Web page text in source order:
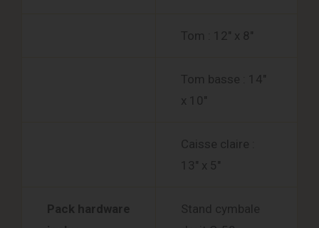
Tom : 12″ x 8″
Tom basse : 14″
x 10″
Caisse claire :
13″ x 5″
Pack hardware
Stand cymbale